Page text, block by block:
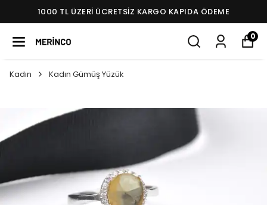
1000 TL ÜZERI ÜCRETSIZ KARGO KAPIDA ÖDEME
0
Kadın Kadın Gümüş Yüzük